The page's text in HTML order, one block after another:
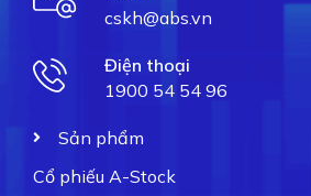
cskh@abs.vn
Điện thoại
1900 54 54 96
Sản phẩm
Cổ phiếu A-Stock